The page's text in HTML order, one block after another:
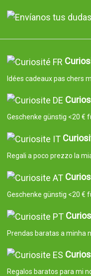
Idées cadeaux pas chers
Geschenke günstig <20 €
Regali a poco prezzo la
Geschenke günstig <20 €
Prendas baratas a minha
Regalos baratos para mi